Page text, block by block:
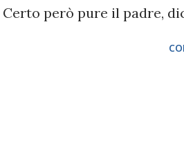
però pure il padre,
preoccuparmi?…
evolutiva (neuropsichiatra